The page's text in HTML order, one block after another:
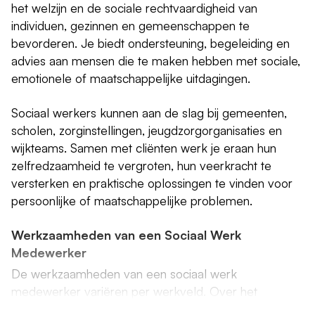
het welzijn en de sociale rechtvaardigheid van
individuen, gezinnen en gemeenschappen te
bevorderen. Je biedt ondersteuning, begeleiding en
advies aan mensen die te maken hebben met sociale,
emotionele of maatschappelijke uitdagingen.
Sociaal werkers kunnen aan de slag bij gemeenten,
scholen, zorginstellingen, jeugdzorgorganisaties en
wijkteams. Samen met cliënten werk je eraan hun
zelfredzaamheid te vergroten, hun veerkracht te
versterken en praktische oplossingen te vinden voor
persoonlijke of maatschappelijke problemen.
Werkzaamheden van een Sociaal Werk
Medewerker
De werkzaamheden van een sociaal werk
medewerker variëren per werkveld. Over het